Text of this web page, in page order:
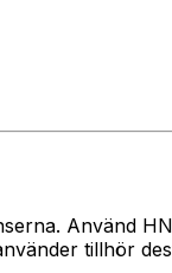
Använd
tillhör